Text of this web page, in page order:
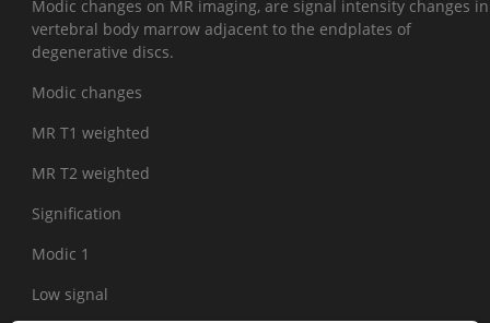
Modic changes on MR imaging, are signal intensity changes in
vertebral body marrow adjacent to the endplates of
degenerative discs.
Modic changes
MR T1 weighted
MR T2 weighted
Signification
Modic 1
Low signal